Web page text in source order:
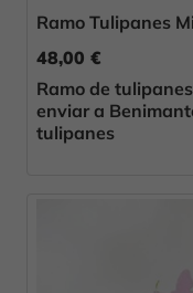
Ramo Tulipanes
48,00 €
Ramo de
enviar a
tulipanes